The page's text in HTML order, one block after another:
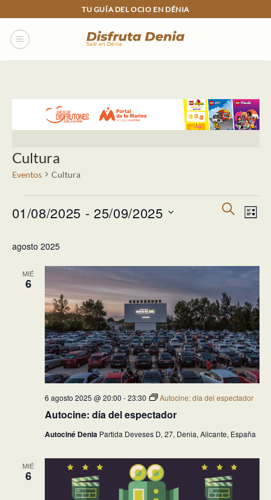
to
content
TU GUÍA DEL OCIO EN DÉNIA
Cultura
Eventos Cultura
vistas
Eventos
BUSCAR
de
LISTA
01/08/2025 - 25/09/2025
la
agosto 2025
MIÉ
6
Autocine: día del espectador
6 agosto 2025 @ 20:00 -23:30 Autocine: día del espectador
Autociné Denia Partida Deveses D, 27, Denia, Alicante, España
MIÉ
6